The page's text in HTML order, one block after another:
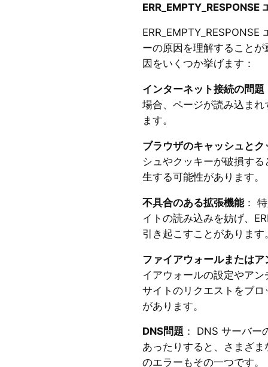
ERR_EMPTY_RESPONSE
ーの原因を理解すること
因をいくつか挙げます：
インターネット接続の問題
場合、ページが読み込ま
ます。
ブラウザのキャッシュとク
シュやクッキーが破損す
生する可能性があります。
不具合のある拡張機能：
イトの読み込みを妨げ、
引き起こすことがあります
ファイアウォールまたは
イアウォールの設定やア
サイトのリクエストをブ
があります。
DNS問題 ： DNS サーバ
あったりすると、さまざ
のエラーもその一つです。